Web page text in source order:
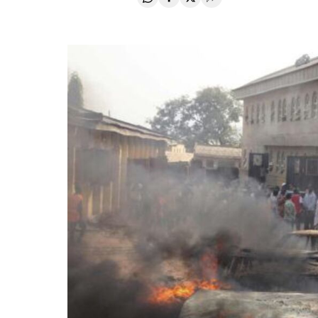
Compartir en Whatsapp
Compartir en Facebook
Compartir en Twitter
Desplegar Redes